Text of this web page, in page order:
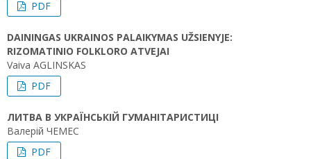
PDF
DAININGAS UKRAINOS PALAIKYMAS UŽSIENYJE:
RIZOMATINIO FOLKLORO ATVEJAI
Vaiva AGLINSKAS
PDF
ЛИТВА В УКРАЇНСЬКІЙ ГУМАНІТАРИСТИЦІ
Валерій ЧЕМЕС
PDF